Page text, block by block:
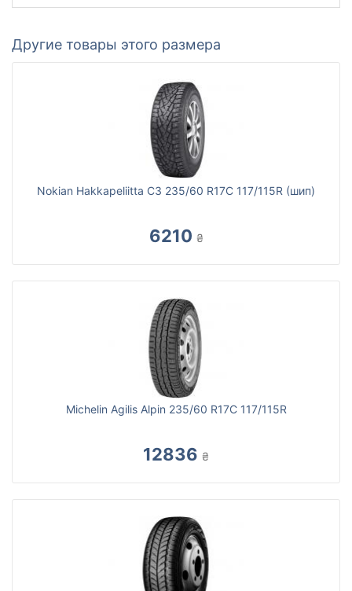
Другие товары этого размера
Nokian Hakkapeliitta C3 235/60 R17C 117/115R (шип)
6210 ₴
Michelin Agilis Alpin 235/60 R17C 117/115R
12836 ₴